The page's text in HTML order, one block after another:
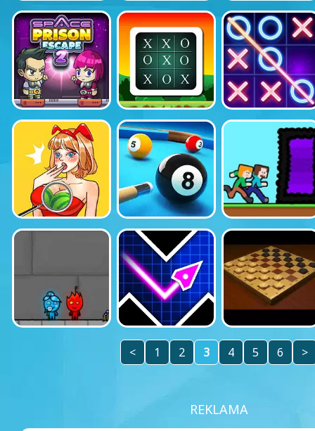
< 1 2 3 4 5 6 >
REKLAMA